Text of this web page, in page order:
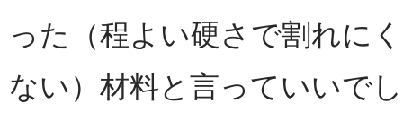
った（程よい硬さで割れに
ない）材料と言っていいで